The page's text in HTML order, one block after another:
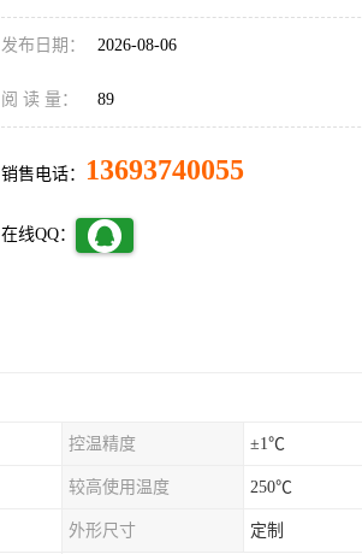
发布日期： 2026-08-06
阅 读 量： 89
销售电话： 13693740055
在线QQ：
控温精度 ±1℃
较高使用温度 250℃
外形尺寸 定制